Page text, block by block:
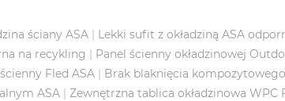
ściany ASA | Lekki sufit z okładziną ASA
na recykling | Panel ścienny okładzinowej
Fled ASA | Brak blaknięcia
ASA | Zewnętrzna tablica okładzinowa WPC